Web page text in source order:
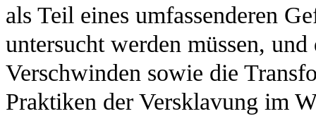
als Teil eines umfassenderen
untersucht werden müssen,
Verschwinden sowie die
Praktiken der Versklavung im